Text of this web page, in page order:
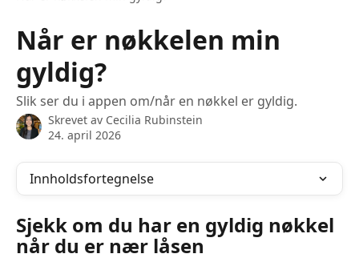
Når er nøkkelen min
gyldig?
Slik ser du i appen om/når en nøkkel er gyldig.
Skrevet av Cecilia Rubinstein
24. april 2026
Innholdsfortegnelse
Sjekk om du har en gyldig nøkkel
når du er nær låsen